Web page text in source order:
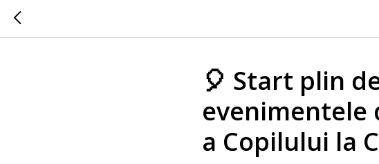
🎈 Start plin
evenimentele
a Copilului la